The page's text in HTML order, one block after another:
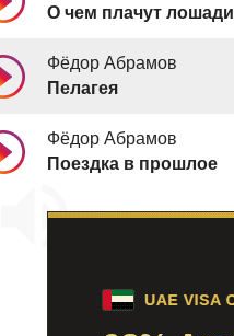
О чем плачут лошади
Фёдор Абрамов
Пелагея
Фёдор Абрамов
Поездка в прошлое